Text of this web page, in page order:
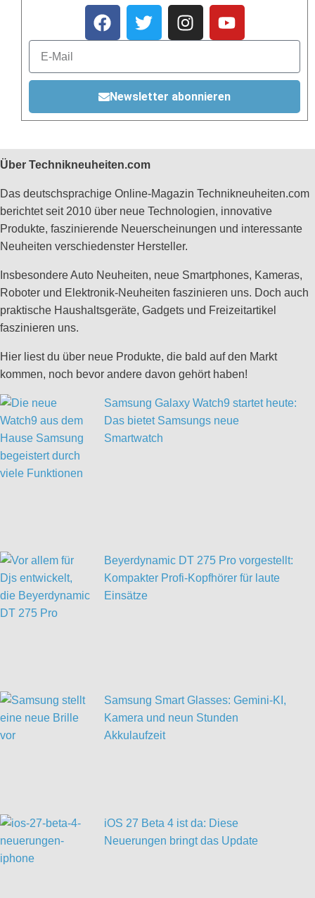
Newsletter abonnieren
Über Technikneuheiten.com
Das deutschsprachige Online-Magazin Technikneuheiten.com
berichtet seit 2010 über neue Technologien, innovative
Produkte, faszinierende Neuerscheinungen und interessante
Neuheiten verschiedenster Hersteller.
Insbesondere Auto Neuheiten, neue Smartphones, Kameras,
Roboter und Elektronik-Neuheiten faszinieren uns. Doch auch
praktische Haushaltsgeräte, Gadgets und Freizeitartikel
faszinieren uns.
Hier liest du über neue Produkte, die bald auf den Markt
kommen, noch bevor andere davon gehört haben!
Samsung Galaxy Watch9 startet heute:
Das bietet Samsungs neue
Smartwatch
Beyerdynamic DT 275 Pro vorgestellt:
Kompakter Profi-Kopfhörer für laute
Einsätze
Samsung Smart Glasses: Gemini-KI,
Kamera und neun Stunden
Akkulaufzeit
iOS 27 Beta 4 ist da: Diese
Neuerungen bringt das Update